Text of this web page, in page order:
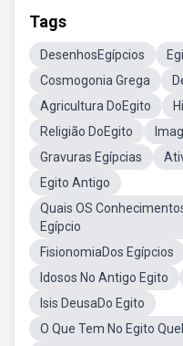
Tags
DesenhosEgípcios
Cosmogonia Grega
Agricultura DoEgito
Religião DoEgito
Gravuras Egípcias
Egito Antigo
Quais OS
Egípcio
FisionomiaDos Egípcios
Idosos No Antigo Egito
Isis DeusaDo Egito
O Que Tem No Egito